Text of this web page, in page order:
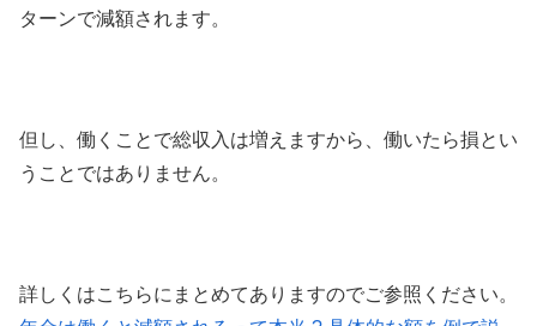
ターンで減額されます。
但し、働くことで総収入は増えますから、働いたら損とい
うことではありません。
詳しくはこちらにまとめてありますのでご参照ください。